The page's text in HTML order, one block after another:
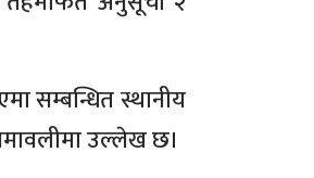
सम्बन्धित स्थानीय
उल्लेख छ।